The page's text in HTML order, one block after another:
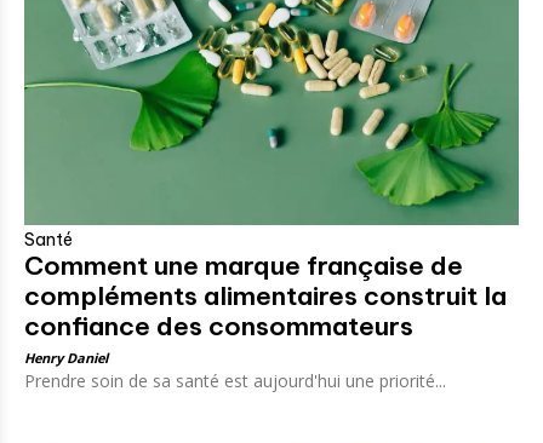
Santé
Comment une marque française de
compléments alimentaires construit la
confiance des consommateurs
Henry Daniel
Prendre soin de sa santé est aujourd'hui une priorité...